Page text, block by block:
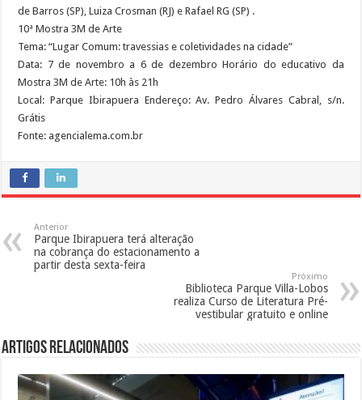
de Barros (SP), Luiza Crosman (RJ) e Rafael RG (SP) .
10ª Mostra 3M de Arte
Tema: “Lugar Comum: travessias e coletividades na cidade”
Data: 7 de novembro a 6 de dezembro Horário do educativo da
Mostra 3M de Arte: 10h às 21h
Local: Parque Ibirapuera Endereço: Av. Pedro Álvares Cabral, s/n.
Grátis
Fonte: agencialema.com.br
Anterior
Parque Ibirapuera terá alteração
na cobrança do estacionamento a
partir desta sexta-feira
Próximo
Biblioteca Parque Villa-Lobos
realiza Curso de Literatura Pré-
vestibular gratuito e online
Artigos Relacionados